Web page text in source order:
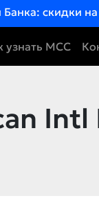
скидки
узнать MCC
Intl